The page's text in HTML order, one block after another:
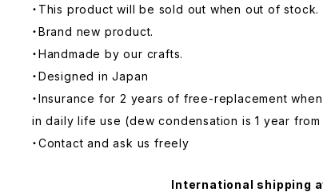
・This product will be sold out when out of stock.
・Brand new product.
・Handmade by our crafts.
・Designed in Japan
・Insurance for 2 years of free-replacement
in daily life use (dew condensation is 1 year
・Contact and ask us freely
International shipping